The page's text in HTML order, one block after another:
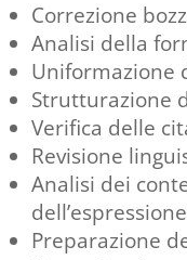
Correzione
Analisi della
Uniformazione
Strutturazione
Verifica delle
Revisione
Analisi dei
dell’espressione
Preparazione